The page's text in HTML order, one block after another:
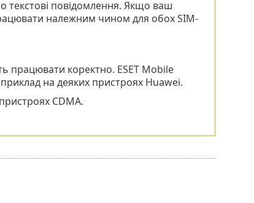
текстові повідомлення. Якщо ваш
належним чином для обох SIM-
працювати коректно. ESET Mobile
на деяких пристроях Huawei.
CDMA.